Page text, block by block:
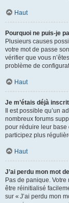
Haut
Pourquoi ne puis-je
Plusieurs causes
votre mot de passe
vérifier que vous
problème de
Haut
Je m’étais déjà
Il est possible qu’un
nombreux forums
pour réduire leur base
participez plus
Haut
J’ai perdu mon mot
Pas de panique.
être réinitialisé
sur « J’ai perdu mon